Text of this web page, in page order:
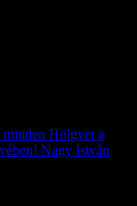
Hölgyet a
Nagy István